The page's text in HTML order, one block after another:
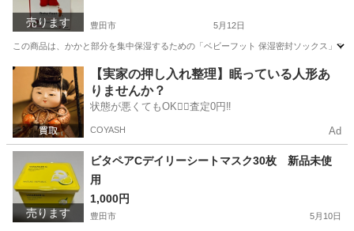
売ります 豊田市 5月12日
この商品は、かかと部分を集中保湿するための「ベビーフット 保湿密封ソックス」
愛知 豊田市 スキンケア ソックス
【実家の押し入れ整理】眠っている人形あ
りませんか？
状態が悪くてもOK🙆‍♀️査定0円‼️
COYASH Ad
売ります
ビタペアCデイリーシートマスク30枚 新品未使
用
1,000円
豊田市 5月10日